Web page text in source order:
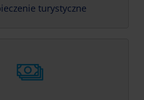
turystyczne